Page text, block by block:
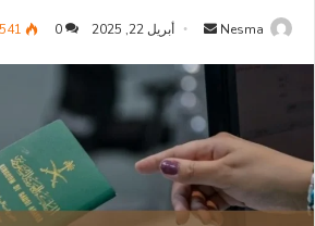
Nesma
أرسل
إلكترونيا
أبريل 22, 2025 0